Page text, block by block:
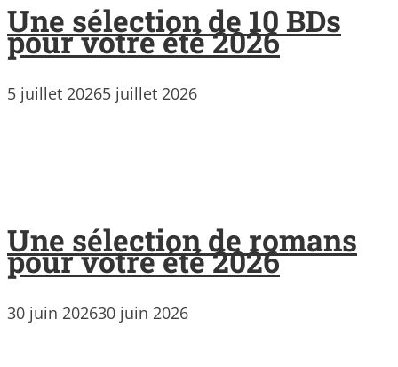
Une sélection de 10 BDs
pour votre été 2026
5 juillet 20265 juillet 2026
Une sélection de romans
pour votre été 2026
30 juin 202630 juin 2026